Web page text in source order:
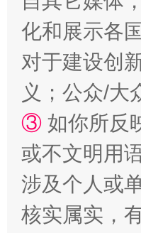
招工难、用工
化和展示各
对于建设创
义；公众/大
③ 如你所反
或不文明用
涉及个人或
核实属实，